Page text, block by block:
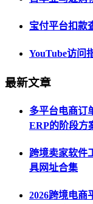
宝付平台扣款
YouTube访问
最新文章
多平台电商订
ERP的阶段方
跨境卖家软件
具网址合集
2026跨境电商